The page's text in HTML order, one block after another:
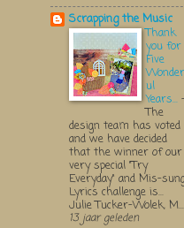
Scrapping the Music
Thank
you for
Five
ul
Years...
The
design team has voted
and we have decided
that the winner of our
very special "Try
Everyday" and Mis-
Lyrics challenge is...
Julie Tucker-Wolek, M...
13 jaar geleden